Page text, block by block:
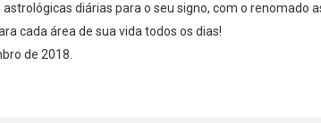
diárias para o seu signo, com o renomado
cada área de sua vida todos os dias!
de 2018.
Whatsapp Facebook